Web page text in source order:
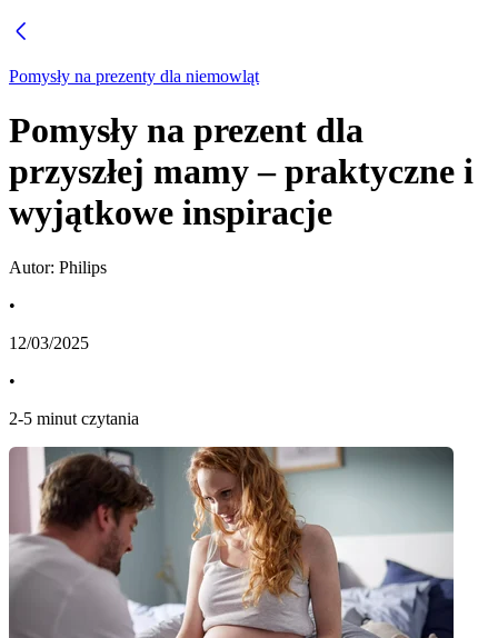
Pomysły na prezenty dla niemowląt
Pomysły na prezent dla
przyszłej mamy – praktyczne i
wyjątkowe inspiracje
Autor: Philips
•
12/03/2025
•
2-5 minut czytania